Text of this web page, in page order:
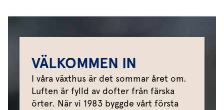
VÄLKOMMEN IN
I våra växthus är det sommar året om.
Luften är fylld av dofter från färska
örter. När vi 1983 byggde vårt första